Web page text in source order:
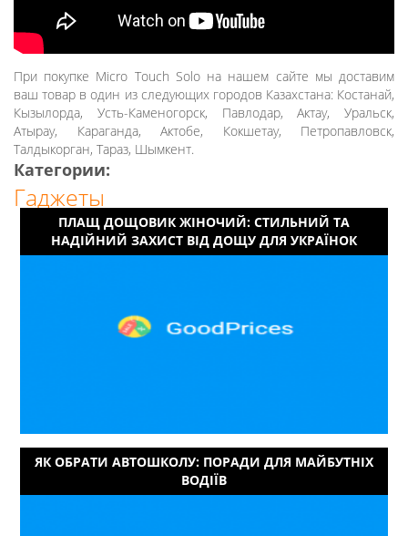
При покупке Micro Touch Solo на нашем сайте мы доставим
ваш товар в один из следующих городов Казахстана: Костанай,
Кызылорда, Усть-Каменогорск, Павлодар, Актау, Уральск,
Атырау, Караганда, Актобе, Кокшетау, Петропавловск,
Талдыкорган, Тараз, Шымкент.
Категории:
Гаджеты
ПЛАЩ ДОЩОВИК ЖІНОЧИЙ: СТИЛЬНИЙ ТА
НАДІЙНИЙ ЗАХИСТ ВІД ДОЩУ ДЛЯ УКРАЇНОК
ЯК ОБРАТИ АВТОШКОЛУ: ПОРАДИ ДЛЯ МАЙБУТНІХ
ВОДІЇВ